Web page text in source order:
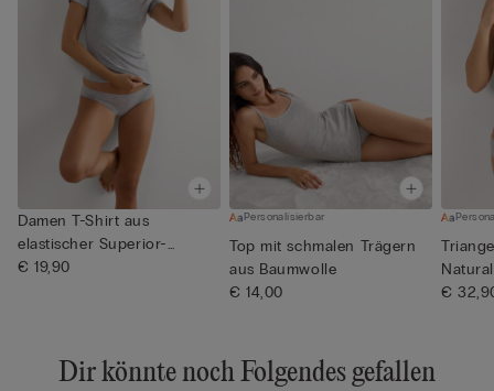
Damen T-Shirt aus
elastischer Superior-
Baumwolle
€ 19,90
Personalisierbar
Top mit schmalen Trägern
aus Baumwolle
€ 14,00
€
Dir könnte noch Folgendes gefallen